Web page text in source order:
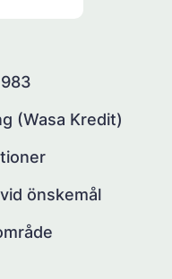
(Wasa Kredit)
önskemål